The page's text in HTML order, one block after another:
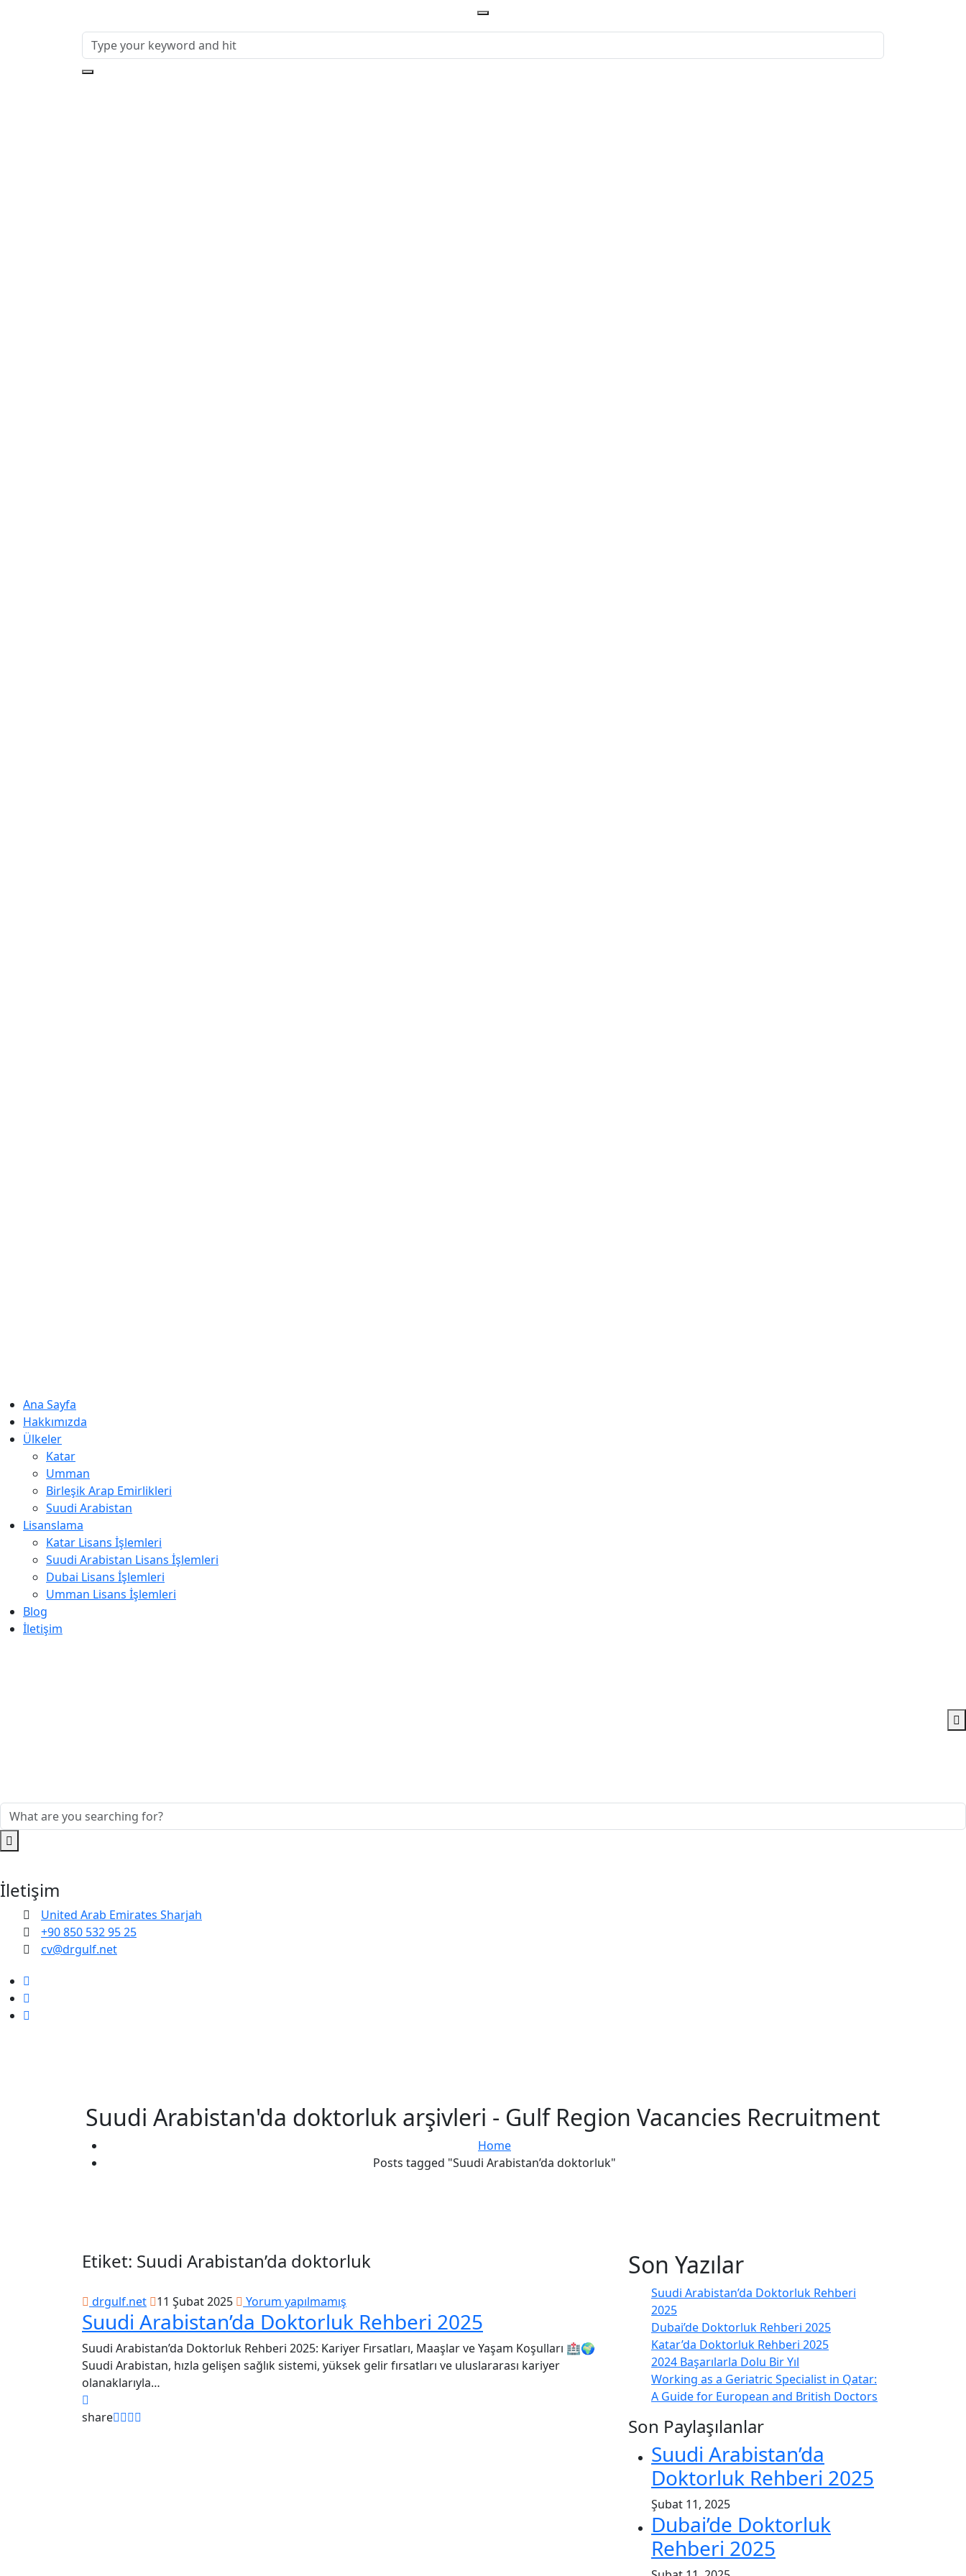
Ana Sayfa
Hakkımızda
Ülkeler
Katar
Umman
Birleşik Arap Emirlikleri
Suudi Arabistan
Lisanslama
Katar Lisans İşlemleri
Suudi Arabistan Lisans İşlemleri
Dubai Lisans İşlemleri
Umman Lisans İşlemleri
Blog
İletişim
İletişim
United Arab Emirates Sharjah
+90 850 532 95 25
cv@drgulf.net
Suudi Arabistan'da doktorluk arşivleri - Gulf Region Vacancies Recruitment
Home
Posts tagged "Suudi Arabistan’da doktorluk"
Etiket: Suudi Arabistan’da doktorluk
drgulf.net 11 Şubat 2025 Yorum yapılmamış
Suudi Arabistan’da Doktorluk Rehberi 2025
Suudi Arabistan’da Doktorluk Rehberi 2025: Kariyer Fırsatları, Maaşlar ve Yaşam Koşulları 🏥🌍
Suudi Arabistan, hızla gelişen sağlık sistemi, yüksek gelir fırsatları ve uluslararası kariyer
olanaklarıyla…
share
Son Yazılar
Suudi Arabistan’da Doktorluk Rehberi
2025
Dubai’de Doktorluk Rehberi 2025
Katar’da Doktorluk Rehberi 2025
2024 Başarılarla Dolu Bir Yıl
Working as a Geriatric Specialist in Qatar:
A Guide for European and British Doctors
Son Paylaşılanlar
Suudi Arabistan’da
Doktorluk Rehberi 2025
Şubat 11, 2025
Dubai’de Doktorluk
Rehberi 2025